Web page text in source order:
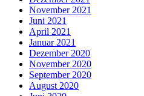
November 2021
Juni 2021
April 2021
Januar 2021
Dezember 2020
November 2020
September 2020
August 2020